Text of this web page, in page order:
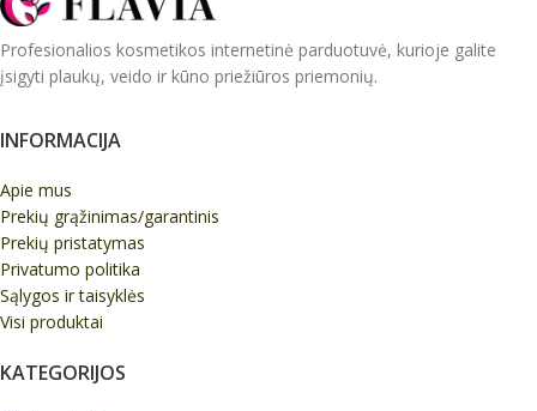
Profesionalios kosmetikos internetinė parduotuvė, kurioje galite
įsigyti plaukų, veido ir kūno priežiūros priemonių.
INFORMACIJA
Apie mus
Prekių grąžinimas/garantinis
Prekių pristatymas
Privatumo politika
Sąlygos ir taisyklės
Visi produktai
KATEGORIJOS